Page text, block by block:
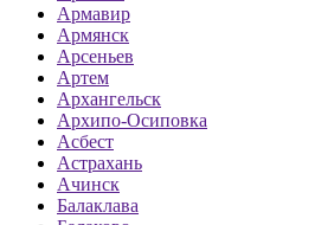
Армавир
Армянск
Арсеньев
Артем
Архангельск
Архипо-Осиповка
Асбест
Астрахань
Ачинск
Балаклава